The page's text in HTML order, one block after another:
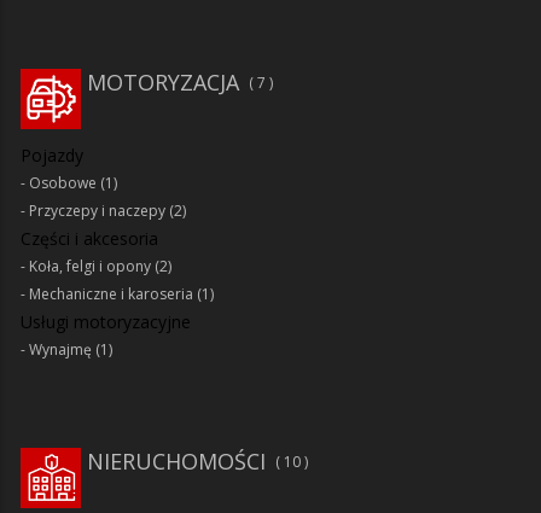
MOTORYZACJA 7
Pojazdy
Osobowe (1)
Przyczepy i naczepy (2)
Części i akcesoria
Koła, felgi i opony (2)
Mechaniczne i karoseria (1)
Usługi motoryzacyjne
Wynajmę (1)
NIERUCHOMOŚCI 10